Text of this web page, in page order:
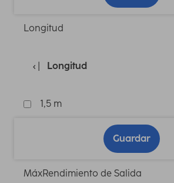
Longitud
Longitud
1,5 m
Guardar
MáxRendimiento de Salida